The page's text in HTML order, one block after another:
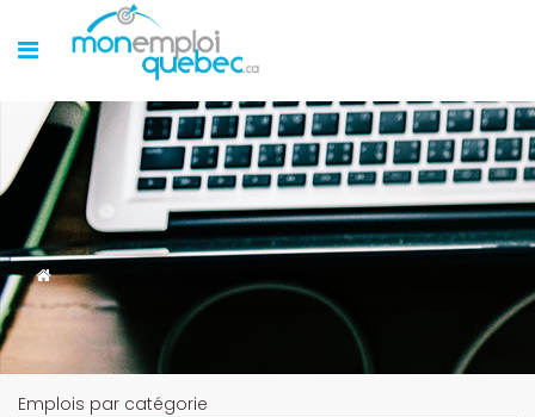
Emplois par catégorie